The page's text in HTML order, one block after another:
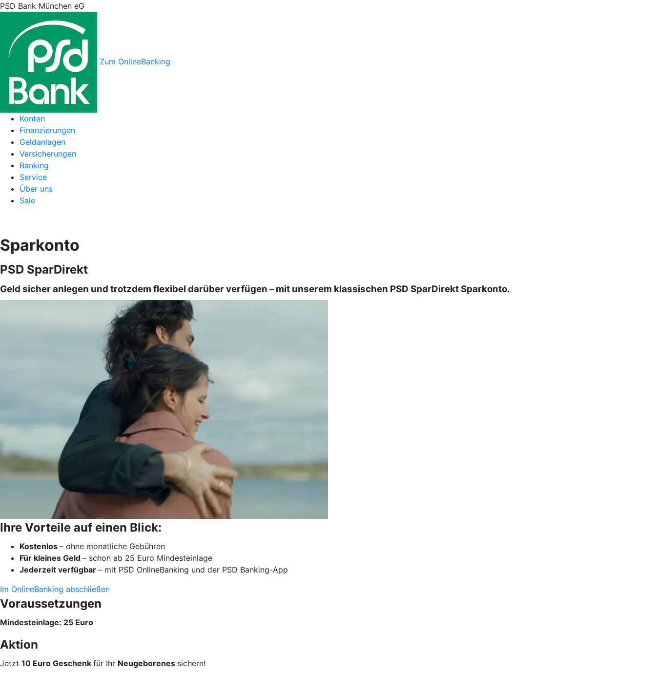
PSD Bank München eG
Zum OnlineBanking
Konten
Finanzierungen
Geldanlagen
Versicherungen
Banking
Service
Über uns
Sale
Sparkonto
PSD SparDirekt
Geld sicher anlegen und trotzdem flexibel darüber verfügen – mit unserem klassischen PSD SparDirekt Sparkonto.
Ihre Vorteile auf einen Blick:
Kostenlos – ohne monatliche Gebühren
Für kleines Geld – schon ab 25 Euro Mindesteinlage
Jederzeit verfügbar – mit PSD OnlineBanking und der PSD Banking-App
Im OnlineBanking abschließen
Voraussetzungen
Mindesteinlage: 25 Euro
Aktion
Jetzt 10 Euro Geschenk für Ihr Neugeborenes sichern!